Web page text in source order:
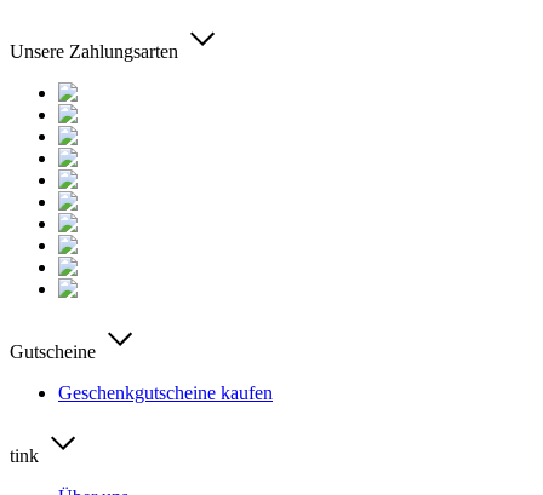
Unsere Zahlungsarten
Gutscheine
Geschenkgutscheine kaufen
tink